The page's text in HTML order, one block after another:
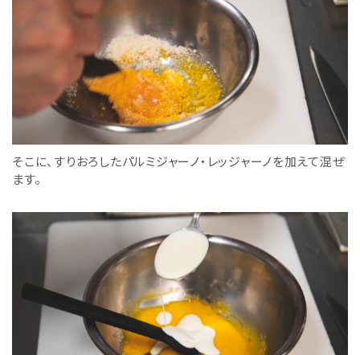
そこに、すりおろしたパルミジャーノ・レッジャーノを加えて混ぜ
ます。